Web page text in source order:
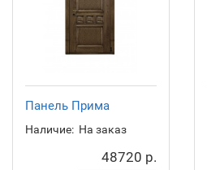
Панель Прима
Наличие: На заказ
48720 р.